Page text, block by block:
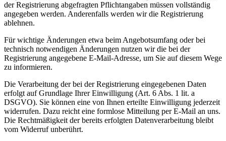
der Registrierung abgefragten Pflichtangaben müssen vollständig
angegeben werden. Anderenfalls werden wir die Registrierung
ablehnen.
Für wichtige Änderungen etwa beim Angebotsumfang oder bei
technisch notwendigen Änderungen nutzen wir die bei der
Registrierung angegebene E-Mail-Adresse, um Sie auf diesem Wege
zu informieren.
Die Verarbeitung der bei der Registrierung eingegebenen Daten
erfolgt auf Grundlage Ihrer Einwilligung (Art. 6 Abs. 1 lit. a
DSGVO). Sie können eine von Ihnen erteilte Einwilligung jederzeit
widerrufen. Dazu reicht eine formlose Mitteilung per E-Mail an uns.
Die Rechtmäßigkeit der bereits erfolgten Datenverarbeitung bleibt
vom Widerruf unberührt.